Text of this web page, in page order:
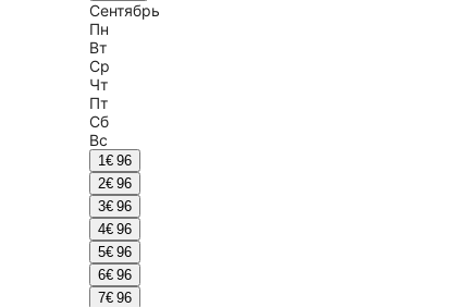
Сентябрь
Пн
Вт
Ср
Чт
Пт
Сб
Вс
1€ 96
2€ 96
3€ 96
4€ 96
5€ 96
6€ 96
7€ 96